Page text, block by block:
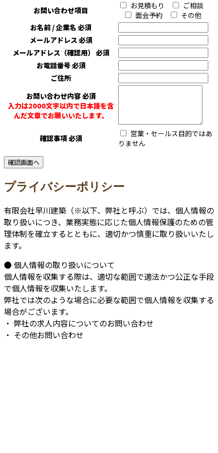
お問い合わせ項目 お見積もり
ご相談
面会予約
その他
お名前 / 企業名 必須
メールアドレス 必須
メールアドレス（確認用） 必須
お電話番号 必須
ご住所
お問い合わせ内容必須
入力は2000文字以内で日本語を含
んだ文章でお願いいたします。
確認事項必須
営業・セールス目的ではあ
りません
プライバシーポリシー
有限会社早川建築（※以下、弊社と呼ぶ）では、個人情報の
取り扱いにつき、業務実態に応じた個人情報保護のための管
理体制を確立するとともに、適切かつ慎重に取り扱いいたし
ます。
● 個人情報の取り扱いについて
個人情報を収集する際は、適切な範囲で適法かつ公正な手段
で個人情報を収集いたします。
弊社では次のような場合に必要な範囲で個人情報を収集する
場合がございます。
・ 弊社の求人内容についてのお問い合わせ
・ その他お問い合わせ